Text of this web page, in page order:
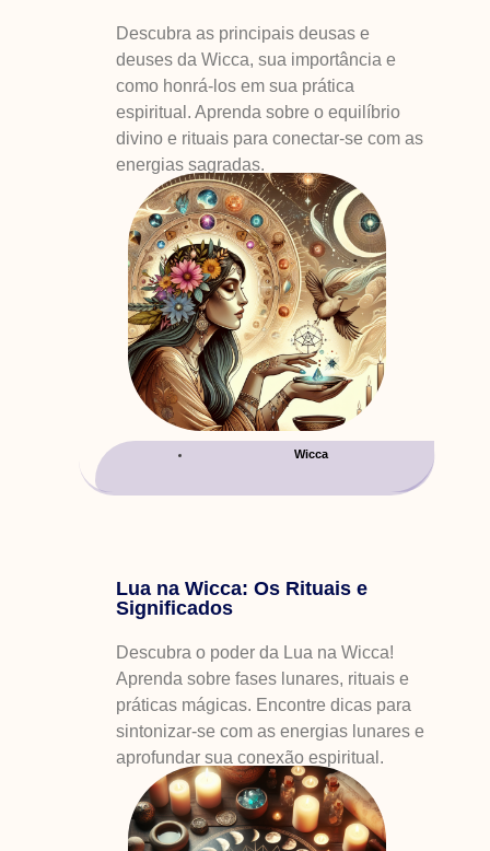
Descubra as principais deusas e
deuses da Wicca, sua importância e
como honrá-los em sua prática
espiritual. Aprenda sobre o equilíbrio
divino e rituais para conectar-se com as
energias sagradas.
Wicca
Lua na Wicca: Os Rituais e
Significados
Descubra o poder da Lua na Wicca!
Aprenda sobre fases lunares, rituais e
práticas mágicas. Encontre dicas para
sintonizar-se com as energias lunares e
aprofundar sua conexão espiritual.